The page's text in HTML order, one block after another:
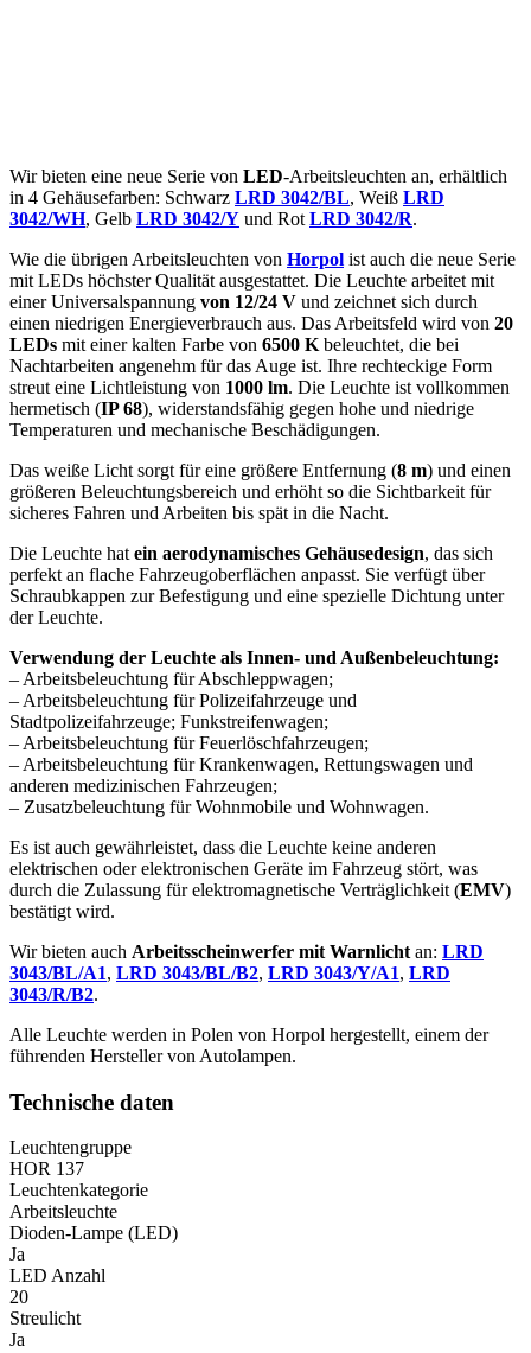
Wir bieten eine neue Serie von LED-Arbeitsleuchten an, erhältlich
in 4 Gehäusefarben: Schwarz LRD 3042/BL, Weiß LRD
3042/WH, Gelb LRD 3042/Y und Rot LRD 3042/R.
Wie die übrigen Arbeitsleuchten von Horpol ist auch die neue Serie
mit LEDs höchster Qualität ausgestattet. Die Leuchte arbeitet mit
einer Universalspannung von 12/24 V und zeichnet sich durch
einen niedrigen Energieverbrauch aus. Das Arbeitsfeld wird von 20
LEDs mit einer kalten Farbe von 6500 K beleuchtet, die bei
Nachtarbeiten angenehm für das Auge ist. Ihre rechteckige Form
streut eine Lichtleistung von 1000 lm. Die Leuchte ist vollkommen
hermetisch (IP 68), widerstandsfähig gegen hohe und niedrige
Temperaturen und mechanische Beschädigungen.
Das weiße Licht sorgt für eine größere Entfernung (8 m) und einen
größeren Beleuchtungsbereich und erhöht so die Sichtbarkeit für
sicheres Fahren und Arbeiten bis spät in die Nacht.
Die Leuchte hat ein aerodynamisches Gehäusedesign, das sich
perfekt an flache Fahrzeugoberflächen anpasst. Sie verfügt über
Schraubkappen zur Befestigung und eine spezielle Dichtung unter
der Leuchte.
Verwendung der Leuchte als Innen- und Außenbeleuchtung:
– Arbeitsbeleuchtung für Abschleppwagen;
– Arbeitsbeleuchtung für Polizeifahrzeuge und
Stadtpolizeifahrzeuge; Funkstreifenwagen;
– Arbeitsbeleuchtung für Feuerlöschfahrzeugen;
– Arbeitsbeleuchtung für Krankenwagen, Rettungswagen und
anderen medizinischen Fahrzeugen;
– Zusatzbeleuchtung für Wohnmobile und Wohnwagen.
Es ist auch gewährleistet, dass die Leuchte keine anderen
elektrischen oder elektronischen Geräte im Fahrzeug stört, was
durch die Zulassung für elektromagnetische Verträglichkeit (EMV)
bestätigt wird.
Wir bieten auch Arbeitsscheinwerfer mit Warnlicht an: LRD
3043/BL/A1, LRD 3043/BL/B2, LRD 3043/Y/A1, LRD
3043/R/B2.
Alle Leuchte werden in Polen von Horpol hergestellt, einem der
führenden Hersteller von Autolampen.
Technische daten
Leuchtengruppe
HOR 137
Leuchtenkategorie
Arbeitsleuchte
Dioden-Lampe (LED)
Ja
LED Anzahl
20
Streulicht
Ja